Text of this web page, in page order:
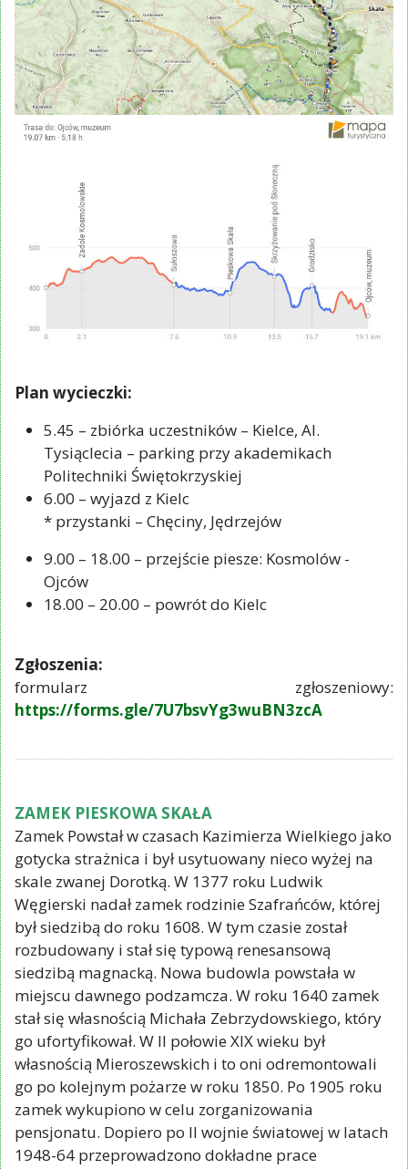
Plan wycieczki:
5.45 – zbiórka uczestników – Kielce, Al.
Tysiąclecia – parking przy akademikach
Politechniki Świętokrzyskiej
6.00 – wyjazd z Kielc
* przystanki – Chęciny, Jędrzejów
9.00 – 18.00 – przejście piesze: Kosmolów -
Ojców
18.00 – 20.00 – powrót do Kielc
Zgłoszenia:
formularz zgłoszeniowy:
https://forms.gle/7U7bsvYg3wuBN3zcA
ZAMEK PIESKOWA SKAŁA
Zamek Powstał w czasach Kazimierza Wielkiego jako
gotycka strażnica i był usytuowany nieco wyżej na
skale zwanej Dorotką. W 1377 roku Ludwik
Węgierski nadał zamek rodzinie Szafrańców, której
był siedzibą do roku 1608. W tym czasie został
rozbudowany i stał się typową renesansową
siedzibą magnacką. Nowa budowla powstała w
miejscu dawnego podzamcza. W roku 1640 zamek
stał się własnością Michała Zebrzydowskiego, który
go ufortyfikował. W II połowie XIX wieku był
własnością Mieroszewskich i to oni odremontowali
go po kolejnym pożarze w roku 1850. Po 1905 roku
zamek wykupiono w celu zorganizowania
pensjonatu. Dopiero po II wojnie światowej w latach
1948-64 przeprowadzono dokładne prace